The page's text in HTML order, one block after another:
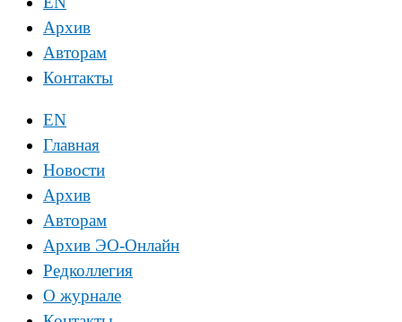
Архив
Авторам
Контакты
EN
Главная
Новости
Архив
Авторам
Архив ЭО-Онлайн
Редколлегия
О журнале